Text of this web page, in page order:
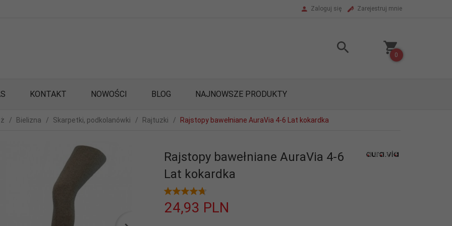
Zaloguj się Zarejestruj mnie
0
KONTAKT NOWOŚCI BLOG NAJNOWSZE PRODUKTY
Bielizna Skarpetki, podkolanówki Rajtuzki Rajstopy bawełniane AuraVia 4-6 Lat kokardka
Rajstopy bawełniane AuraVia 4-6
Lat kokardka
24,93 PLN